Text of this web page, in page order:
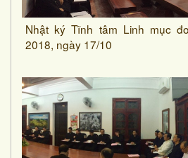
Nhật ký Tĩnh tâm Linh mục
2018, ngày 17/10